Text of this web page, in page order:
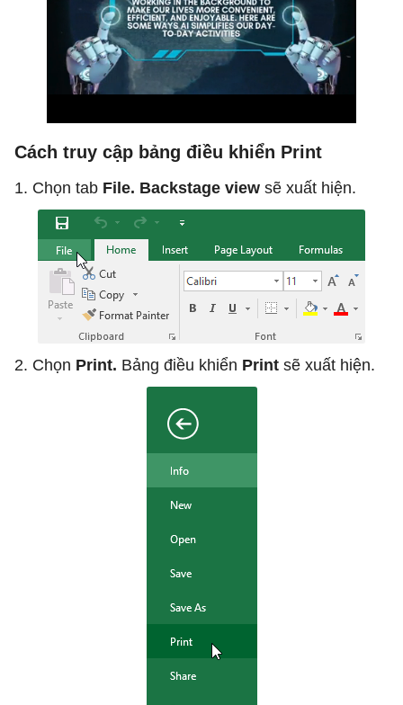
Cách truy cập bảng điều khiển Print
1. Chọn tab File. Backstage view sẽ xuất hiện.
2. Chọn Print. Bảng điều khiển Print sẽ xuất hiện.